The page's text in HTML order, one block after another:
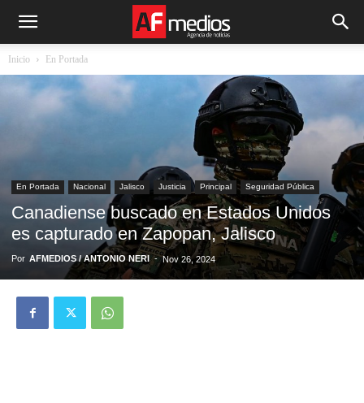
Inicio En Portada
En Portada Nacional Jalisco Justicia Principal Seguridad Pública
Canadiense buscado en Estados Unidos
es capturado en Zapopan, Jalisco
Por AFMEDIOS / ANTONIO NERI - Nov 26, 2024